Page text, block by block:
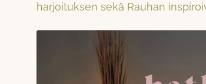
harjoituksen sekä Rauhan